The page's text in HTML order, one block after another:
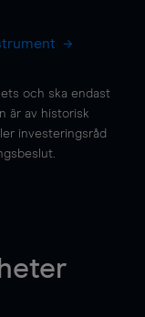
och ska endast
är av historisk
investeringsråd